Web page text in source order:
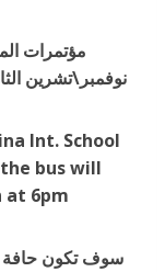
نوفمبر\تشرين الثاني ما
Int. School
bus will
at 6pm
سوف تكون حافة